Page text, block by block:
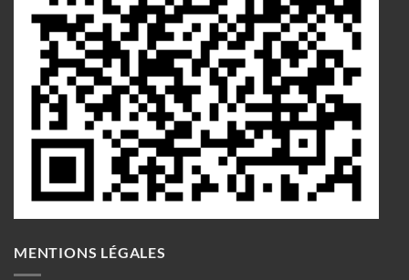
MENTIONS LÉGALES